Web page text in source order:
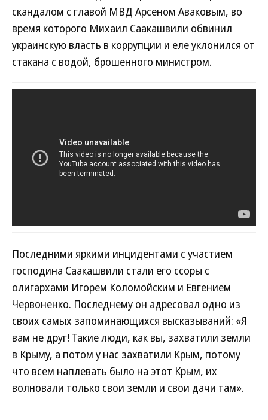
скандалом с главой МВД Арсеном Аваковым, во
время которого Михаил Саакашвили обвинил
украинскую власть в коррупции и еле уклонился от
стакана с водой, брошенного министром.
Последними яркими инцидентами с участием
господина Саакашвили стали его ссоры с
олигархами Игорем Коломойским и Евгением
Червоненко. Последнему он адресовал одно из
своих самых запоминающихся высказываний: «Я
вам не друг! Такие люди, как вы, захватили земли
в Крыму, а потом у нас захватили Крым, потому
что всем наплевать было на этот Крым, их
волновали только свои земли и свои дачи там».